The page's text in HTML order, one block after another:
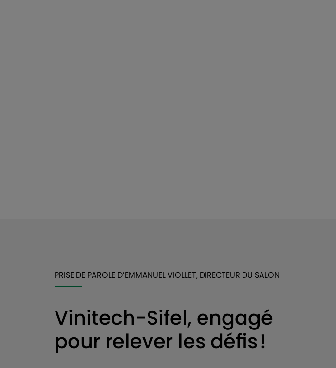
PRISE DE PAROLE D’EMMANUEL VIOLLET, DIRECTEUR DU SALON
Vinitech-Sifel, engagé
pour relever les défis !